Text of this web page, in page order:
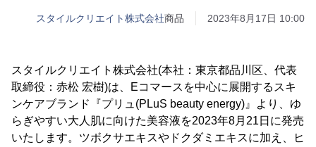
スタイルクリエイト株式会社商品 2023年8月17日 10:00
スタイルクリエイト株式会社(本社：東京都品川区、代表
取締役：赤松 宏樹)は、Eコマースを中心に展開するスキ
ンケアブランド『プリュ(PLuS beauty energy)』より、ゆ
らぎやすい大人肌に向けた美容液を2023年8月21日に発売
いたします。ツボクサエキスやドクダミエキスに加え、ヒ